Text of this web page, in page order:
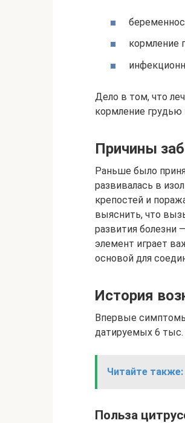
кормление
Дело в том, что
кормление
Причины
Раньше было
развивалась в
крепостей и
выяснить, что
развития болезни
элемент играет
основой для
История
Впервые
датируемых 6 тыс.
Читайте также:
Польза